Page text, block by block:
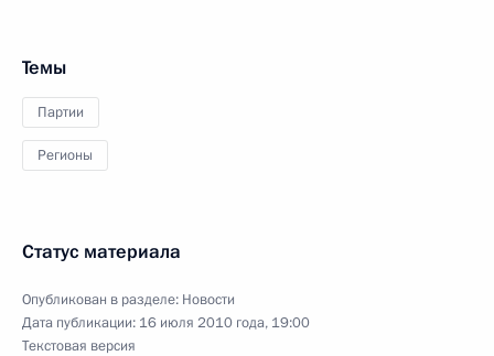
Темы
Партии
Регионы
Статус материала
Опубликован в разделе: Новости
Дата публикации: 16 июля 2010 года, 19:00
Текстовая версия